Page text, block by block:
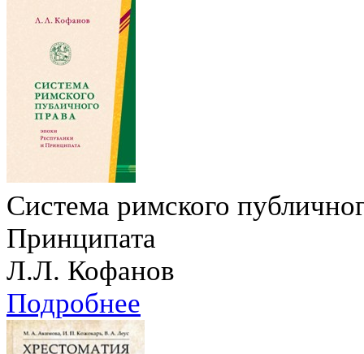
Система римского
Принципата
Л.Л. Кофанов
Подробнее